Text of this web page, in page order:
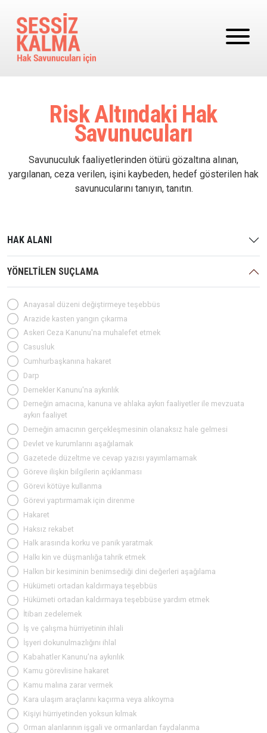
Risk Altındaki Hak
Savunucuları
Savunuculuk faaliyetlerinden ötürü gözaltına alınan,
yargılanan, ceza verilen, işini kaybeden, hedef gösterilen hak
savunucularını tanıyın, tanıtın.
HAK ALANI
YÖNELTİLEN SUÇLAMA
Anayasal düzeni değiştirmeye teşebbüs
Arazide kasten yangın çıkarma
Askeri Ceza Kanunu'na muhalefet etmek
Casusluk
Cumhurbaşkanına hakaret
Darp
Dernekler Kanunu'na aykırılık
Derneğin amacına, kanuna ve ahlaka aykırı faaliyetler ile mevzuata
aykırı faaliyet
Derneğin amacının gerçekleşmesinin olanaksız hale gelmesi
Devlet ve kurumlarını aşağılamak
Gazetede düzeltme ve cevap yazısı yayımlamamak
Göreve ilişkin bilgilerin açıklanması
Görevi kötüye kullanma
Görevi yaptırmamak için direnme
Hakaret
Haksız rekabet
Halk arasında korku ve panik yaratmak
Halkı kin ve düşmanlığa tahrik etmek
Halkın bir kesiminin benimsediği dini değerleri aşağılama
Hükümeti ortadan kaldırmaya teşebbüs
Hükümeti ortadan kaldırmaya teşebbüse yardım etmek
İtibarı zedelemek
İş ve çalışma hürriyetinin ihlali
İşyeri dokunulmazlığını ihlal
Kabahatler Kanunu’na aykırılık
Kamu görevlisine hakaret
Kamu malına zarar vermek
Kara ulaşım araçlarını kaçırma veya alıkoyma
Kişiyi hürriyetinden yoksun kılmak
Orman alanlarının işgali ve ormanlardan faydalanma